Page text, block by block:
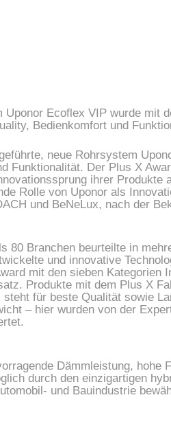
Uponor Ecoflex VIP wurde mit
Bedienkomfort und
neue Rohrsystem
Funktionalität. Der Plus X
ihrer
Rolle von Uponor als
und BeNeLux, nach der
80 Branchen beurteilte in
und innovative
mit den sieben
Produkte mit dem Plus X
für beste Qualität sowie
– hier wurden von der
Dämmleistung,
durch den einzigartigen
und Bauindustrie